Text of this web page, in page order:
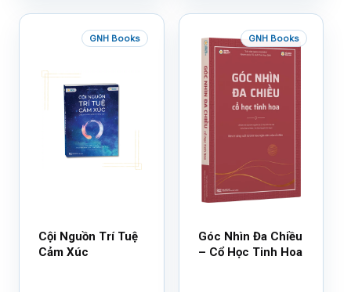
GNH Books
Cội Nguồn Trí Tuệ
Cảm Xúc
GNH Books
Góc Nhìn Đa Chiều
– Cổ Học Tinh Hoa